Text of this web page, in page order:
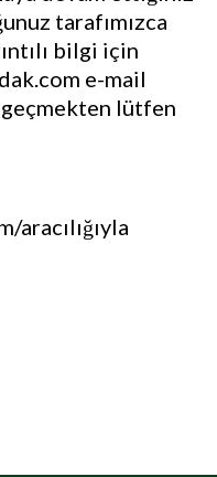
tarafımızca
bilgi için
e-mail
lütfen